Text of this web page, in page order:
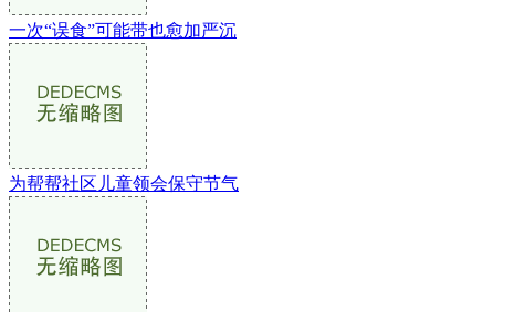
一次“误食”可能带也愈加严沉
为帮帮社区儿童领会保守节气